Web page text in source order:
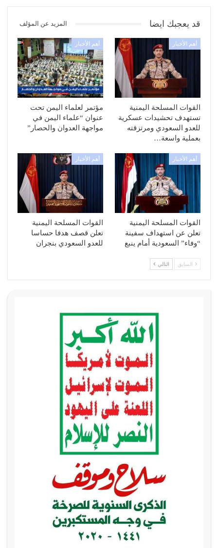
قد يعجبك ايضا المزيد عن المؤلف
أهم الأخبار
القوات المسلحة اليمنية
تستهدف تحشيدات عسكرية
للعدو السعودي ومرتزقته
بعملية واسعة…
أهم الأخبار
مؤتمر لعلماء اليمن تحت
عنوان “علماء اليمن في
مواجهة العدوان والحصار”
أهم الأخبار
القوات المسلحة اليمنية
تعلن عن استهداف سفينة
“وفاء” السعودية أمام ينبع
أهم الأخبار
القوات المسلحة اليمنية
تعلن قصف هدفا حساسا
للعدو السعودي بنجران
السابق التالي